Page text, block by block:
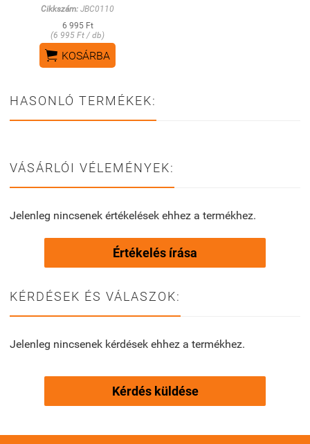
Cikkszám: JBC0110
6 995 Ft
(6 995 Ft / db)
 KOSÁRBA
HASONLÓ TERMÉKEK:
VÁSÁRLÓI VÉLEMÉNYEK:
Jelenleg nincsenek értékelések ehhez a termékhez.
Értékelés írása
KÉRDÉSEK ÉS VÁLASZOK:
Jelenleg nincsenek kérdések ehhez a termékhez.
Kérdés küldése